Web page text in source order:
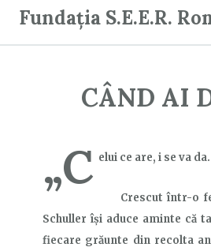
Fundația S.E.E.R.
CÂND AI
„C elui ce are, i se va
Crescut într-o
Schuller își aduce aminte că
fiecare grăunte din recolta